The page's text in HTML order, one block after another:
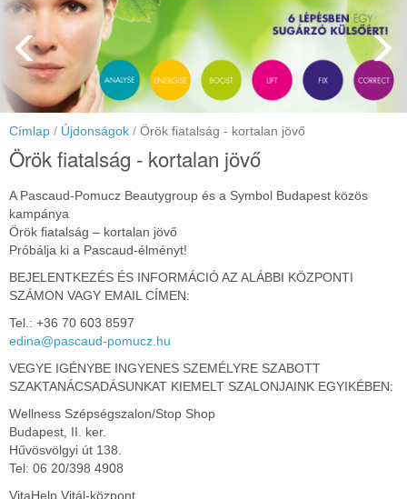
Címlap Újdonságok Örök fiatalság - kortalan jövő
Örök fiatalság - kortalan jövő
A Pascaud-Pomucz Beautygroup és a Symbol Budapest közös
kampánya
Örök fiatalság – kortalan jövő
Próbálja ki a Pascaud-élményt!
BEJELENTKEZÉS ÉS INFORMÁCIÓ AZ ALÁBBI KÖZPONTI
SZÁMON VAGY EMAIL CÍMEN:
Tel.: +36 70 603 8597
edina@pascaud-pomucz.hu
VEGYE IGÉNYBE INGYENES SZEMÉLYRE SZABOTT
SZAKTANÁCSADÁSUNKAT KIEMELT SZALONJAINK EGYIKÉBEN:
Wellness Szépségszalon/Stop Shop
Budapest, II. ker.
Hűvösvölgyi út 138.
Tel: 06 20/398 4908
VitaHelp Vitál-központ